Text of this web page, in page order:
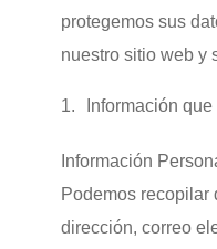
protegemos sus
nuestro sitio web y
Información
Información
Podemos recopilar
dirección, correo